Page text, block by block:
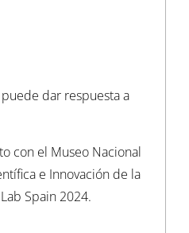
dar respuesta a
con el Museo Nacional
e Innovación de la
Spain 2024.